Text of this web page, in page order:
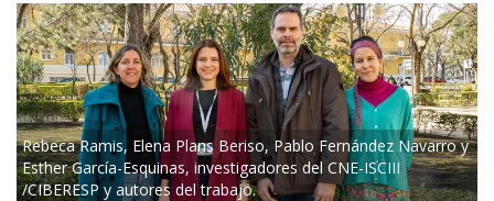
​Rebeca Ramis, Elena Plans Beriso, Pablo Fernández Navarro y
Esther García-Esquinas, investigadores del CNE-ISCIII
/CIBERESP y autores del trabajo.​